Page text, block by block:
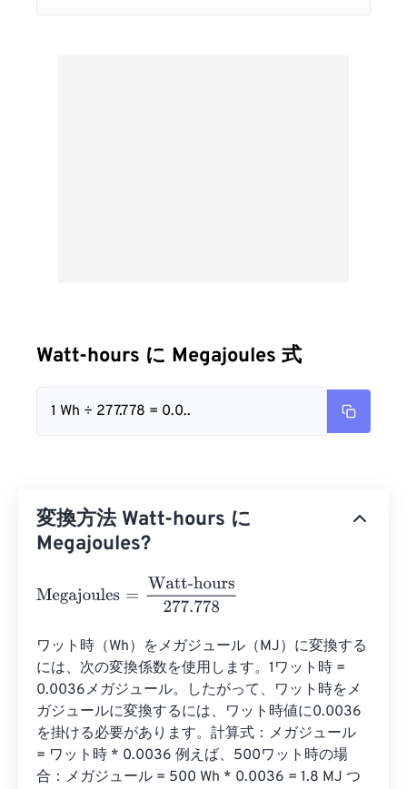
Watt-hours に Megajoules 式
1 Wh ÷ 277.778 = 0.0..
変換方法 Watt-hours に
Megajoules?
Megajoules Watt-hours277.778
ワット時（Wh）をメガジュール（MJ）に変換する
には、次の変換係数を使用します。1ワット時 =
0.0036メガジュール。したがって、ワット時をメ
ガジュールに変換するには、ワット時値に0.0036
を掛ける必要があります。計算式：メガジュール
= ワット時 * 0.0036 例えば、500ワット時の場
合：メガジュール = 500 Wh * 0.0036 = 1.8 MJ つ